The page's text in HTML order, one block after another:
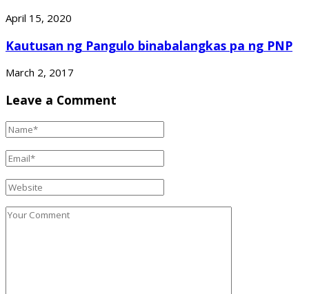
April 15, 2020
Kautusan ng Pangulo binabalangkas pa ng PNP
March 2, 2017
Leave a Comment